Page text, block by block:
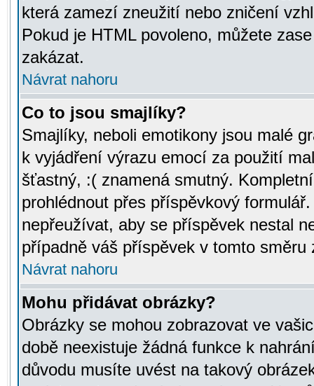
která zamezí zneužití nebo zničení
Pokud je HTML povoleno, můžete
zakázat.
Návrat nahoru
Co to jsou smajlíky?
Smajlíky, neboli emotikony jsou malé
k vyjádření výrazu emocí za použití
šťastný, :( znamená smutný.
prohlédnout přes příspěvkový
nepřeužívat, aby se příspěvek nestal
případně váš příspěvek v tomto směru
Návrat nahoru
Mohu přidávat obrázky?
Obrázky se mohou zobrazovat ve
době neexistuje žádná funkce k
důvodu musíte uvést na takový